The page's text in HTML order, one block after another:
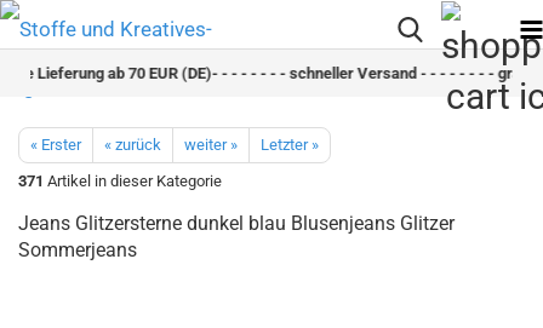
Lieferung ab 70 EUR (DE)- - - - - - - - schneller Versand - - - - - - - - gratis
« Erster « zurück weiter »
Letzter »
371 Artikel in dieser Kategorie
Jeans Glitzersterne dunkel blau Blusenjeans Glitzer
Sommerjeans